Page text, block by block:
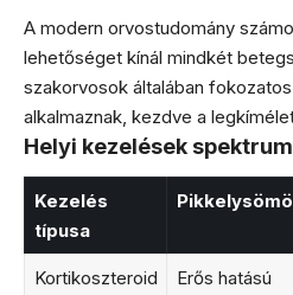
A modern orvostudomány
lehetőséget kínál mindkét
szakorvosok általában
alkalmaznak, kezdve a
Helyi kezelések
Kezelés
típusa
Kortikoszteroid
Erős hatású